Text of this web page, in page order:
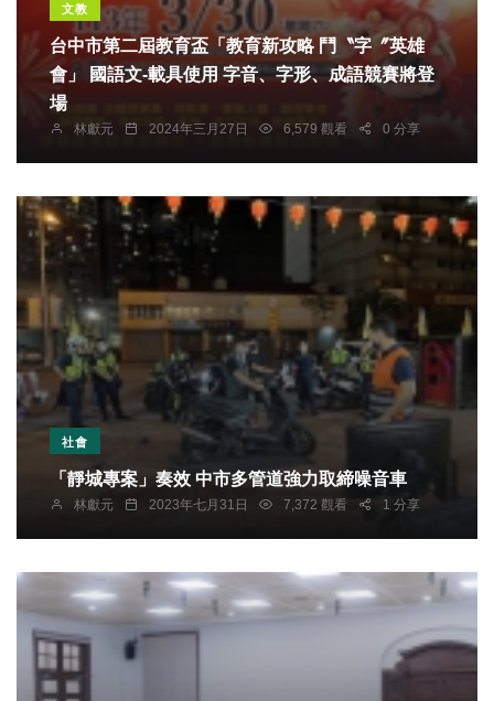
文教
台中市第二屆教育盃「教育新攻略 鬥〝字〞英雄
會」 國語文-載具使用 字音、字形、成語競賽將登
場
林獻元 2024年三月27日 6,579 觀看 0 分享
社會
「靜城專案」奏效 中市多管道強力取締噪音車
林獻元 2023年七月31日 7,372 觀看 1 分享